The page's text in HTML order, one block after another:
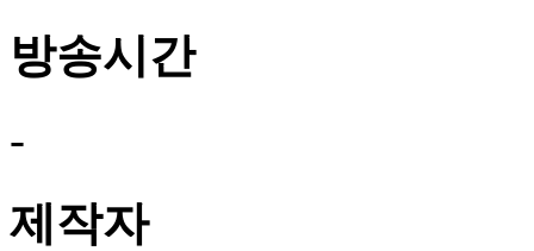
방송시간
-
제작자